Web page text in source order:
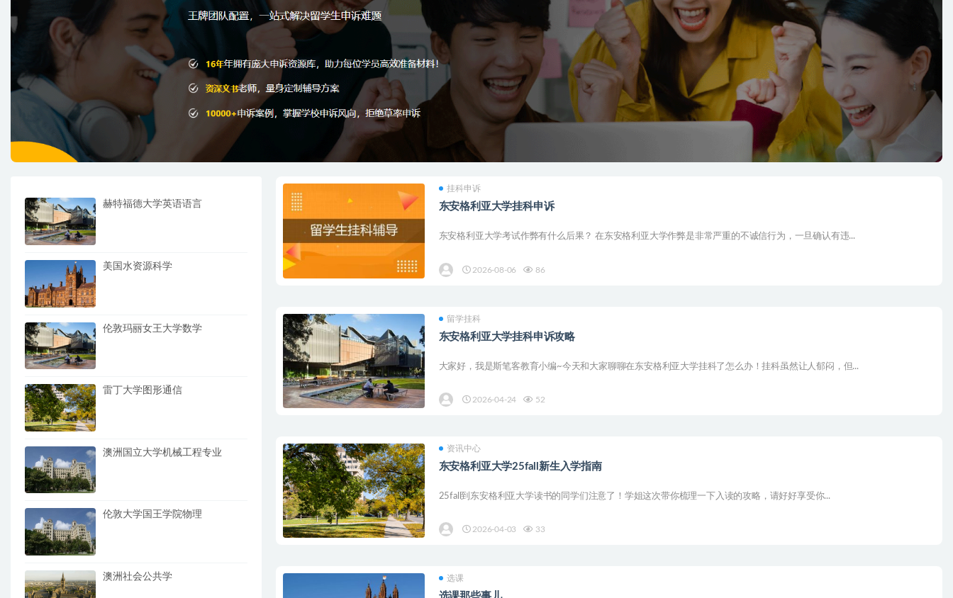
挂科申诉
东安格利亚大学挂科申诉
东安格利亚大学考试作弊有什么后果？ 在东安格利亚大学作弊是非常严重的不诚信行为，一旦确认有违...
2026-08-06 86
留学挂科
东安格利亚大学挂科申诉攻略
大家好，我是斯笔客教育小编~今天和大家聊聊在东安格利亚大学挂科了怎么办！挂科虽然让人郁闷，但...
2026-04-24 52
资讯中心
东安格利亚大学25fall新生入学指南
25fall到东安格利亚大学读书的同学们注意了！学姐这次带你梳理一下入读的攻略，请好好享受你...
2026-04-03 33
选课
赫特福德大学英语语言
美国水资源科学
伦敦玛丽女王大学数学
雷丁大学图形通信
澳洲国立大学机械工程专业
伦敦大学国王学院物理
澳洲社会公共学